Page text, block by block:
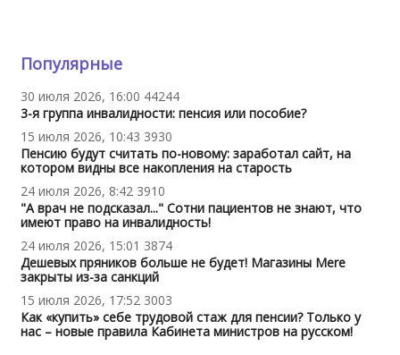
Популярные
30 июля 2026, 16:00 44244
3-я группа инвалидности: пенсия или пособие?
15 июля 2026, 10:43 3930
Пенсию будут считать по-новому: заработал сайт, на
котором видны все накопления на старость
24 июля 2026, 8:42 3910
"А врач не подсказал..." Сотни пациентов не знают, что
имеют право на инвалидность!
24 июля 2026, 15:01 3874
Дешевых пряников больше не будет! Магазины Mere
закрыты из-за санкций
15 июля 2026, 17:52 3003
Как «купить» себе трудовой стаж для пенсии? Только у
нас – новые правила Кабинета министров на русском!